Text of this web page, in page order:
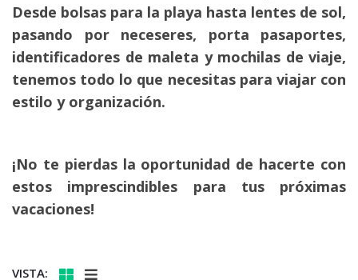
Desde bolsas para la playa hasta lentes de sol,
pasando por neceseres, porta pasaportes,
identificadores de maleta y mochilas de viaje,
tenemos todo lo que necesitas para viajar con
estilo y organización.
¡No te pierdas la oportunidad de hacerte con
estos imprescindibles para tus próximas
vacaciones!
VISTA: